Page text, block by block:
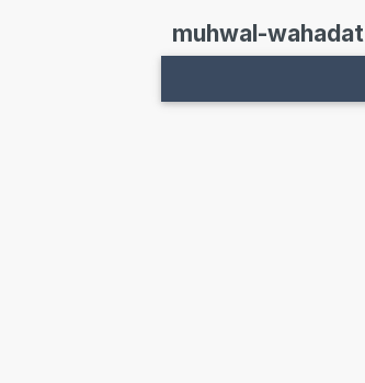
muhwal-wahadat